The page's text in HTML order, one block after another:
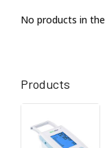
No products in
Products